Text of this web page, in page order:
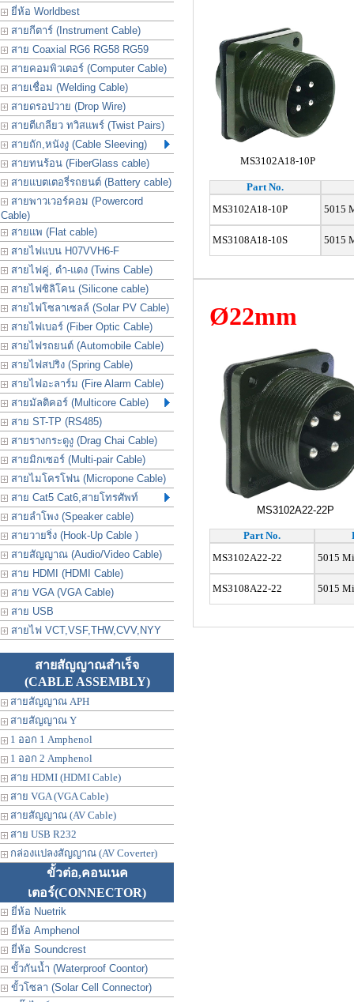
ยี่ห้อ Worldbest
สายกีตาร์ (Instrument Cable)
สาย Coaxial RG6 RG58 RG59
สายคอมพิวเตอร์ (Computer Cable)
สายเชื่อม (Welding Cable)
สายดรอปวาย (Drop Wire)
สายตีเกลียว ทวิสแพร์ (Twist Pairs)
สายถัก,หนังงู (Cable Sleeving)
สายทนร้อน (FiberGlass cable)
สายแบตเตอรี่รถยนต์ (Battery cable)
สายพาวเวอร์คอม (Powercord
Cable)
สายแพ (Flat cable)
สายไฟแบน H07VVH6-F
สายไฟคู่, ดำ-แดง (Twins Cable)
สายไฟซิลิโคน (Silicone cable)
สายไฟโซลาเซลล์ (Solar PV Cable)
สายไฟเบอร์ (Fiber Optic Cable)
สายไฟรถยนต์ (Automobile Cable)
สายไฟสปริง (Spring Cable)
สายไฟอะลาร์ม (Fire Alarm Cable)
สายมัลติคอร์ (Multicore Cable)
สาย ST-TP (RS485)
สายรางกระดูงู (Drag Chai Cable)
สายมิกเซอร์ (Multi-pair Cable)
สายไมโครโฟน (Micropone Cable)
สาย Cat5 Cat6,สายโทรศัพท์
สายลำโพง (Speaker cable)
สายวายริ่ง (Hook-Up Cable )
สายสัญญาณ (Audio/Video Cable)
สาย HDMI (HDMI Cable)
สาย VGA (VGA Cable)
สาย USB
สายไฟ VCT,VSF,THW,CVV,NYY
สายสัญญาณสำเร็จ
(CABLE ASSEMBLY)
สายสัญญาณ APH
สายสัญญาณ Y
1 ออก 1 Amphenol
1 ออก 2 Amphenol
สาย HDMI (HDMI Cable)
สาย VGA (VGA Cable)
สายสัญญาณ (AV Cable)
สาย USB R232
กล่องแปลงสัญญาณ (AV Coverter)
ขั้วต่อ,คอนเนค
เตอร์(CONNECTOR)
ยี่ห้อ Nuetrik
ยี่ห้อ Amphenol
ยี่ห้อ Soundcrest
ขั้วกันน้ำ (Waterproof Coontor)
ขั้วโซลา (Solar Cell Connector)
MS3102A18-10P
Part No.
MS3102A18-10P
5015
MS3108A18-10S 5015
Ø22mm
MS3102A22-22P
Part No.
MS3102A22-22
5015
MS3108A22-22 5015